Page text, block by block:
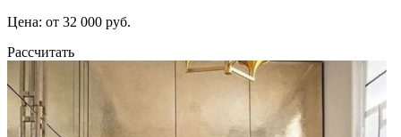
Цена: от 32 000 руб.
Рассчитать